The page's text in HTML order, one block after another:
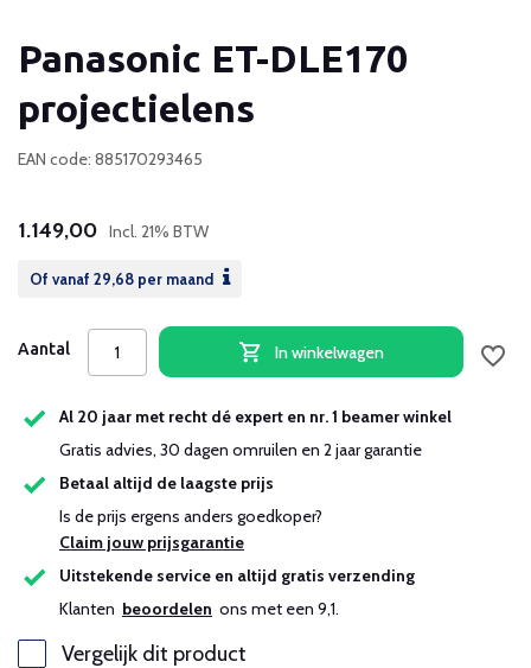
Panasonic ET-DLE170
projectielens
EAN code: 885170293465
1.149,00 Incl. 21% BTW
Of vanaf 29,68 per maand
Aantal In winkelwagen
Al 20 jaar met recht dé expert en nr. 1 beamer winkel
Gratis advies, 30 dagen omruilen en 2 jaar garantie
Betaal altijd de laagste prijs
Is de prijs ergens anders goedkoper?
Claim jouw prijsgarantie
Uitstekende service en altijd gratis verzending
Klanten beoordelen ons met een 9,1.
Vergelijk dit product